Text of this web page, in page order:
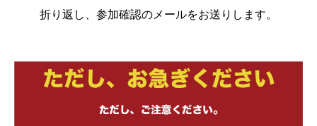
折り返し、参加確認のメールをお送りします。